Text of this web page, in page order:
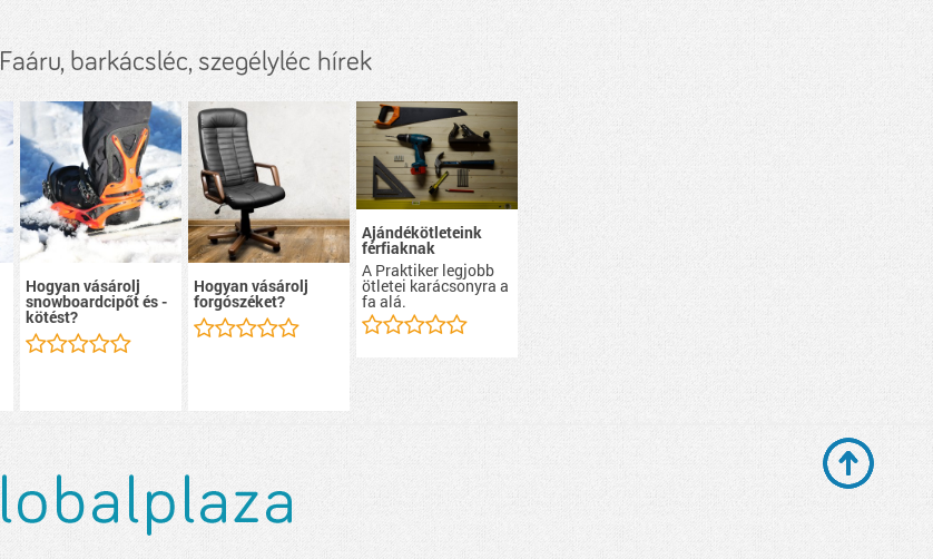
Faáru, barkácsléc, szegélyléc hírek
Hogyan vásárolj
snowboardcipőt és -
kötést?
Hogyan vásárolj
forgószéket?
Ajándékötleteink
férfiaknak
A Praktiker legjobb
ötletei karácsonyra a
fa alá.